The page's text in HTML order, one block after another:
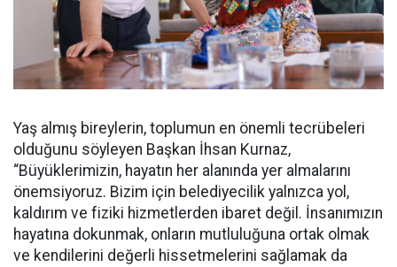
Yaş almış bireylerin, toplumun en önemli tecrübeleri
olduğunu söyleyen Başkan İhsan Kurnaz,
“Büyüklerimizin, hayatın her alanında yer almalarını
önemsiyoruz. Bizim için belediyecilik yalnızca yol,
kaldırım ve fiziki hizmetlerden ibaret değil. İnsanımızın
hayatına dokunmak, onların mutluluğuna ortak olmak
ve kendilerini değerli hissetmelerini sağlamak da